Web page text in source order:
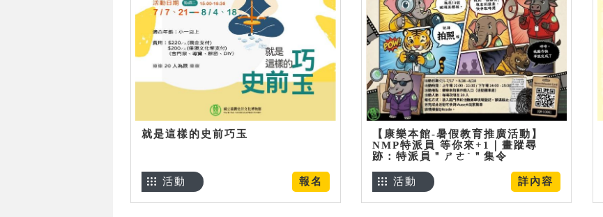
就是這樣的史前巧玉
報名
活動
【康樂本館-暑假教育推廣活動】
NMP特派員 等你來+1｜畫蹤尋
跡：特派員＂ㄕㄜˋ＂集令
詳內容
活動